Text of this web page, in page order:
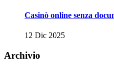
Casinò online senza
12 Dic 2025
Archivio